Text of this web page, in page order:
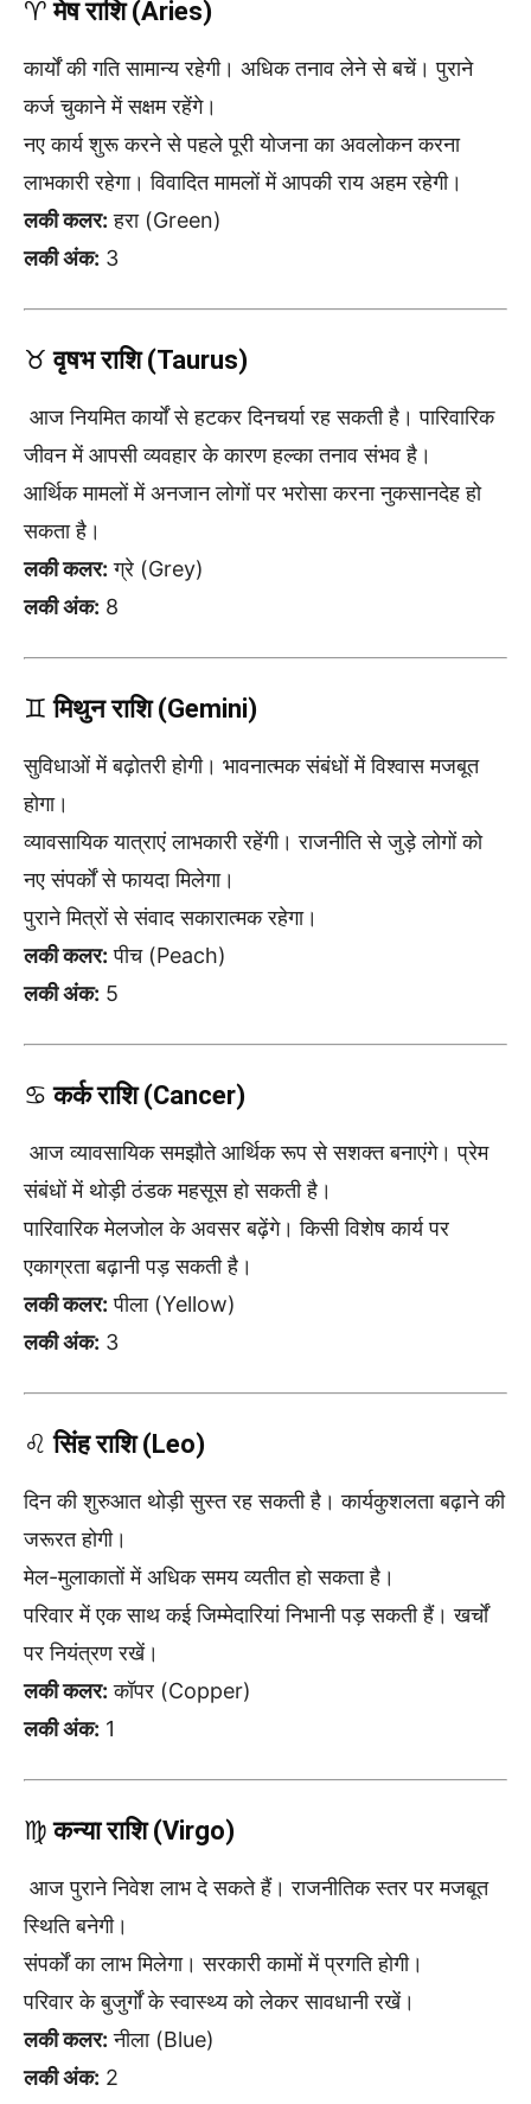
♈मेष राशि (Aries)
कार्यों की गति सामान्य रहेगी। अधिक तनाव लेने से बचें। पुराने
कर्ज चुकाने में सक्षम रहेंगे।
नए कार्य शुरू करने से पहले पूरी योजना का अवलोकन करना
लाभकारी रहेगा। विवादित मामलों में आपकी राय अहम रहेगी।
लकी कलर: हरा (Green)
लकी अंक: 3
♉वृषभ राशि (Taurus)
आज नियमित कार्यों से हटकर दिनचर्या रह सकती है। पारिवारिक
जीवन में आपसी व्यवहार के कारण हल्का तनाव संभव है।
आर्थिक मामलों में अनजान लोगों पर भरोसा करना नुकसानदेह हो
सकता है।
लकी कलर: ग्रे (Grey)
लकी अंक: 8
♊मिथुन राशि (Gemini)
सुविधाओं में बढ़ोतरी होगी। भावनात्मक संबंधों में विश्वास मजबूत
होगा।
व्यावसायिक यात्राएं लाभकारी रहेंगी। राजनीति से जुड़े लोगों को
नए संपर्कों से फायदा मिलेगा।
पुराने मित्रों से संवाद सकारात्मक रहेगा।
लकी कलर: पीच (Peach)
लकी अंक: 5
♋कर्क राशि (Cancer)
आज व्यावसायिक समझौते आर्थिक रूप से सशक्त बनाएंगे। प्रेम
संबंधों में थोड़ी ठंडक महसूस हो सकती है।
पारिवारिक मेलजोल के अवसर बढ़ेंगे। किसी विशेष कार्य पर
एकाग्रता बढ़ानी पड़ सकती है।
लकी कलर: पीला (Yellow)
लकी अंक: 3
♌सिंह राशि (Leo)
दिन की शुरुआत थोड़ी सुस्त रह सकती है। कार्यकुशलता बढ़ाने की
जरूरत होगी।
मेल-मुलाकातों में अधिक समय व्यतीत हो सकता है।
परिवार में एक साथ कई जिम्मेदारियां निभानी पड़ सकती हैं। खर्चों
पर नियंत्रण रखें।
लकी कलर: कॉपर (Copper)
लकी अंक: 1
♍कन्या राशि (Virgo)
आज पुराने निवेश लाभ दे सकते हैं। राजनीतिक स्तर पर मजबूत
स्थिति बनेगी।
संपर्कों का लाभ मिलेगा। सरकारी कामों में प्रगति होगी।
परिवार के बुजुर्गों के स्वास्थ्य को लेकर सावधानी रखें।
लकी कलर: नीला (Blue)
लकी अंक: 2